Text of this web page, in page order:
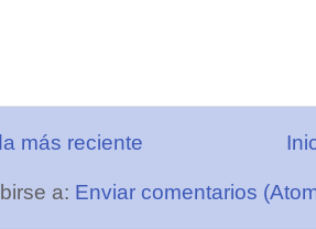
más reciente
a: Enviar comentarios